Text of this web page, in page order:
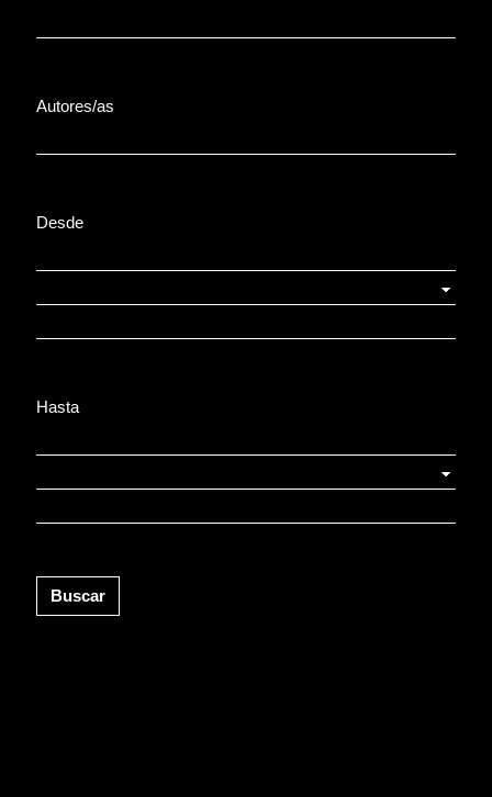
Autores/as
Desde
Hasta
Buscar